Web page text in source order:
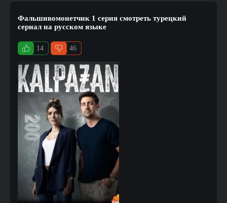
Фальшивомонетчик 1 серия смотреть турецкий
сериал на русском языке
14 46